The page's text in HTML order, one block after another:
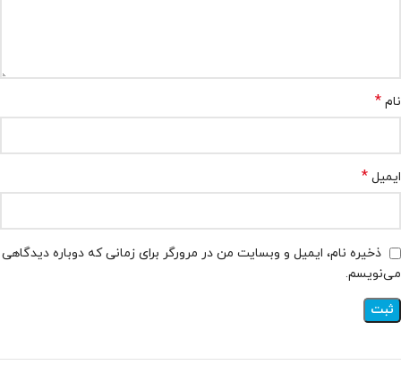
نام *
ایمیل *
ذخیره نام، ایمیل و وبسایت من در مرورگر برای زمانی که دوباره دیدگاهی
می‌نویسم.